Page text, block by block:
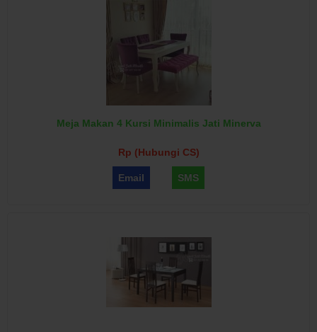
Meja Makan 4 Kursi Minimalis Jati Minerva
Rp (Hubungi CS)
Email SMS